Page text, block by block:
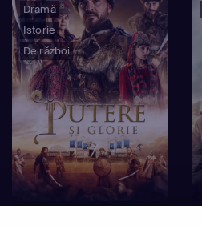
Dramă
Istorie
De război